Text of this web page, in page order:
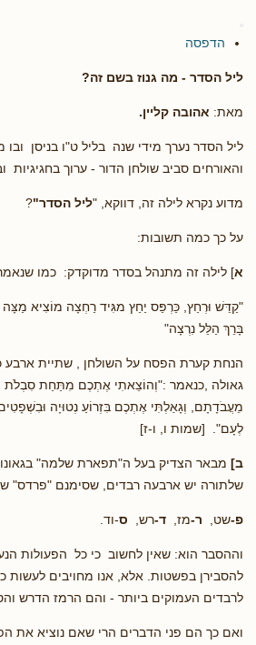
הדפסה
ליל הסדר - מה גנוז בשם זה?
מאת: אהובה קליין.
ליל הסדר נערך מידי שנה בליל ט"ו בניסן
והאורחים סביב שולחן הדור - ערוך בחגיגיות
מדוע נקרא לילה זה, דווקא, "ליל הסדר"?
על כך כמה תשובות:
א] לילה זה מתנהל בסדר מדוקדק: כמו
"קַדֵּשׁ וּרְחַץ, כַּרְפַּס יַחַץ מגִּיד רַחְצָה מוֹצִיא מַצָּה
בָּרֵךְ הַלֵּל נִרְצָה"
הנחת קערת הפסח על השולחן , שתיית ארבע
גאולה ,כנאמר :"וְהוֹצֵאתִי אֶתְכֶם מִתַּחַת סִבְלֹת
מֵעֲבֹדָתָם, וְגָאַלְתִּי אֶתְכֶם בִּזְרוֹעַ נְטוּיָה
לְעָם". [שמות ו, ו-ז]
ב] מבאר הצדיק בעל ה"תפארת שלמה"
שלתורה יש ארבעה רבדים, שסימנם "פרדס"
פ-שט, ר-מז, ד-רש, ס-וד.
וההסבר הוא: שאין לחשוב כי כל הפעולות
להסבירן בפשטות. אלא, אנו מחויבים לעשות
לרבדים העמוקים ביותר - והם הרמז הדרש
ואם כך הם פני הדברים הרי שאם נוציא את